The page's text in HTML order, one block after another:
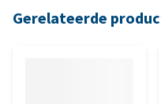
Gerelateerde